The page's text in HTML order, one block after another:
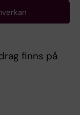
finns på